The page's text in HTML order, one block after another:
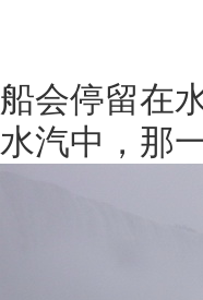
船会停留在
水汽中，那